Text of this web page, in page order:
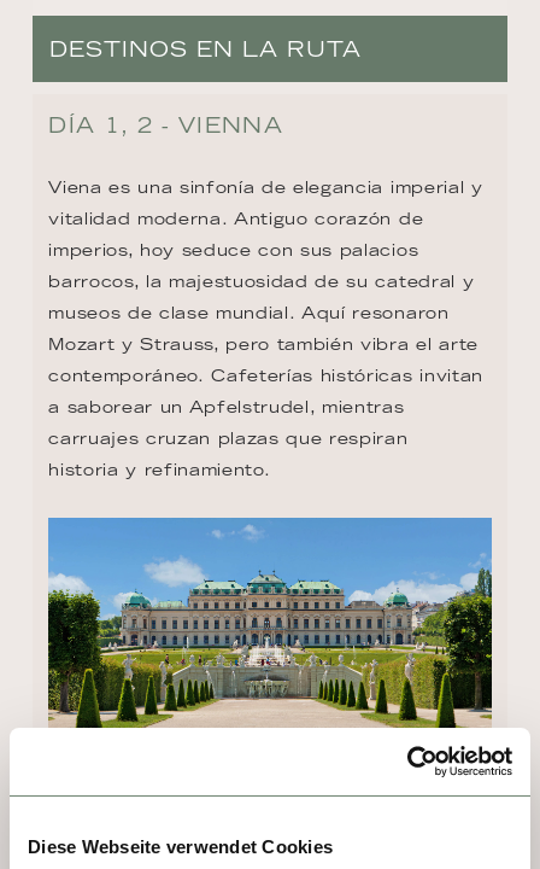
Diese Webseite verwendet Cookies
DESTINOS EN LA RUTA
DÍA 1, 2 - VIENNA
Viena es una sinfonía de elegancia imperial y
vitalidad moderna. Antiguo corazón de
imperios, hoy seduce con sus palacios
barrocos, la majestuosidad de su catedral y
museos de clase mundial. Aquí resonaron
Mozart y Strauss, pero también vibra el arte
contemporáneo. Cafeterías históricas invitan
a saborear un Apfelstrudel, mientras
carruajes cruzan plazas que respiran
historia y refinamiento.
DÍA 3 - DÜRNSTEIN